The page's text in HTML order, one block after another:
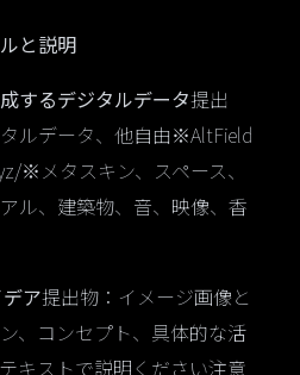
と説明
するデジタルデータ提出
ルデータ、他自由※AltField
※メタスキン、スペース、
ル、建築物、音、映像、香
ア提出物：イメージ画像と
、コンセプト、具体的な活
キストで説明ください注意